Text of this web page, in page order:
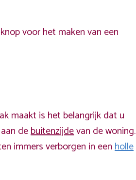
voor het maken van een
maakt is het belangrijk dat u
debuitenzijdevan de woning.
immers verborgen in eenholle